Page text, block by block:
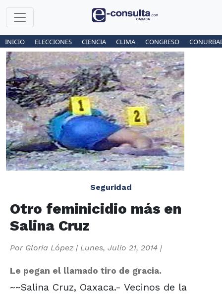
INICIO ELECCIONES CIENCIA CLIMA CONGRESO
Seguridad
Otro feminicidio más en
Salina Cruz
Por Gloria López | Lunes, Julio 21, 2014 |
Le pegan el llamado tiro de gracia.
~~Salina Cruz, Oaxaca.- Vecinos de la